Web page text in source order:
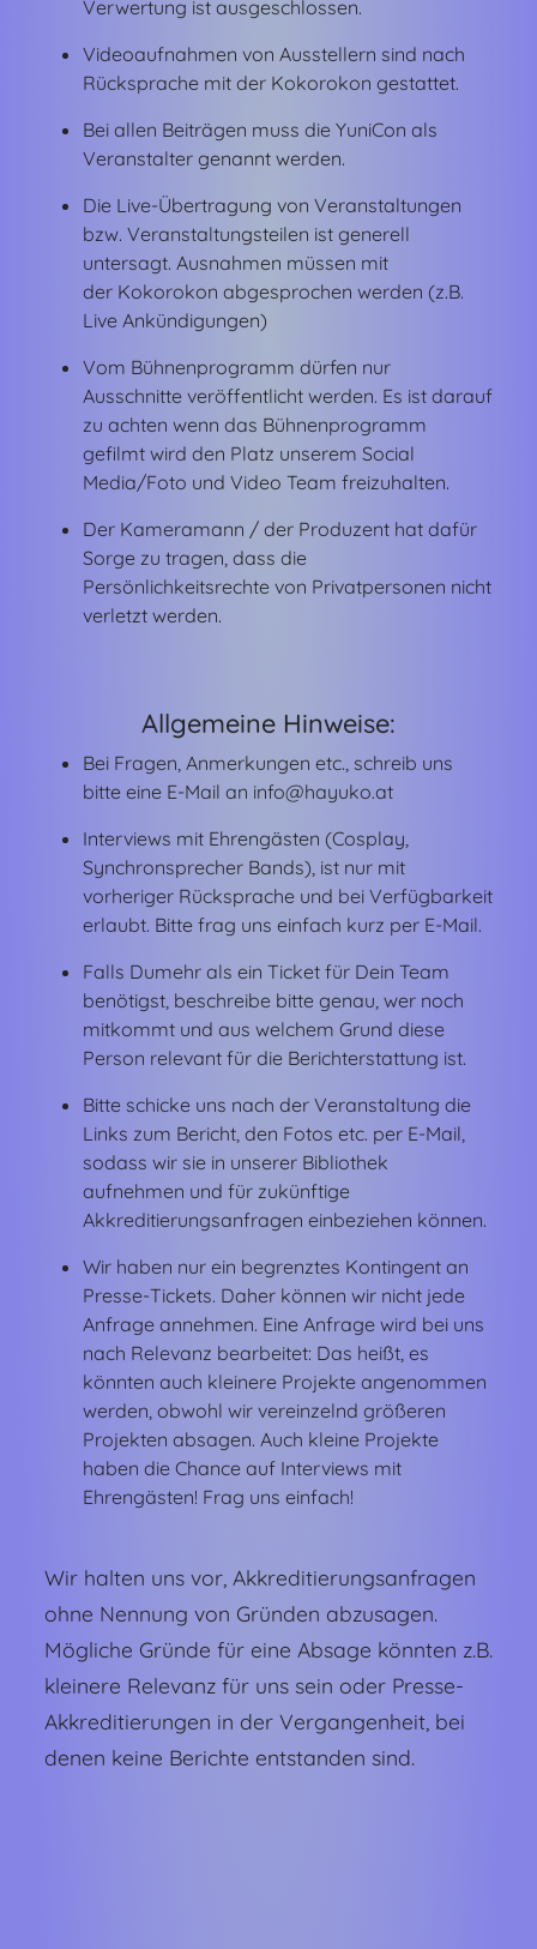
Verwertung ist ausgeschlossen.
Videoaufnahmen von Ausstellern sind nach
Rücksprache mit der Kokorokon gestattet.
Bei allen Beiträgen muss die YuniCon als
Veranstalter genannt werden.
Die Live-Übertragung von Veranstaltungen
bzw. Veranstaltungsteilen ist generell
untersagt. Ausnahmen müssen mit
der Kokorokon abgesprochen werden (z.B.
Live Ankündigungen)
Vom Bühnenprogramm dürfen nur
Ausschnitte veröffentlicht werden. Es ist darauf
zu achten wenn das Bühnenprogramm
gefilmt wird den Platz unserem Social
Media/Foto und Video Team freizuhalten.
Der Kameramann / der Produzent hat dafür
Sorge zu tragen, dass die
Persönlichkeitsrechte von Privatpersonen nicht
verletzt werden.
Allgemeine Hinweise:
Bei Fragen, Anmerkungen etc., schreib uns
bitte eine E-Mail an info@hayuko.at
Interviews mit Ehrengästen (Cosplay,
Synchronsprecher Bands), ist nur mit
vorheriger Rücksprache und bei Verfügbarkeit
erlaubt. Bitte frag uns einfach kurz per E-Mail.
Falls Dumehr als ein Ticket für Dein Team
benötigst, beschreibe bitte genau, wer noch
mitkommt und aus welchem Grund diese
Person relevant für die Berichterstattung ist.
Bitte schicke uns nach der Veranstaltung die
Links zum Bericht, den Fotos etc. per E-Mail,
sodass wir sie in unserer Bibliothek
aufnehmen und für zukünftige
Akkreditierungsanfragen einbeziehen können.
Wir haben nur ein begrenztes Kontingent an
Presse-Tickets. Daher können wir nicht jede
Anfrage annehmen. Eine Anfrage wird bei uns
nach Relevanz bearbeitet: Das heißt, es
könnten auch kleinere Projekte angenommen
werden, obwohl wir vereinzelnd größeren
Projekten absagen. Auch kleine Projekte
haben die Chance auf Interviews mit
Ehrengästen! Frag uns einfach!
Wir halten uns vor, Akkreditierungsanfragen
ohne Nennung von Gründen abzusagen.
Mögliche Gründe für eine Absage könnten z.B.
kleinere Relevanz für uns sein oder Presse-
Akkreditierungen in der Vergangenheit, bei
denen keine Berichte entstanden sind.